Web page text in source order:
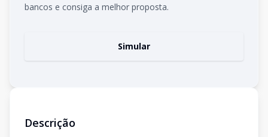
bancos e consiga a melhor proposta.
Simular
Descrição